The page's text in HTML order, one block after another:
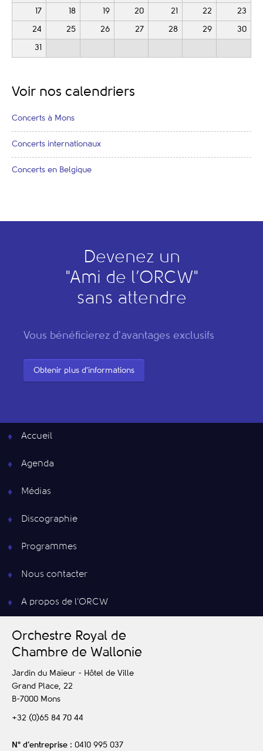
17 18 19 20 21 22 23
24 25 26 27 28 29 30
31
Voir nos calendriers
Concerts à Mons
Concerts internationaux
Concerts en Belgique
Devenez un
"Ami de l’ORCW"
sans attendre
Vous bénéficierez d'avantages exclusifs
Obtenir plus d'informations
Accueil
Agenda
Médias
Discographie
Programmes
Nous contacter
A propos de l’ORCW
Orchestre Royal de
Chambre de Wallonie
Jardin du Maïeur - Hôtel de Ville
Grand Place, 22
B-7000 Mons
+32 (0)65 84 70 44
N° d’entreprise : 0410 995 037